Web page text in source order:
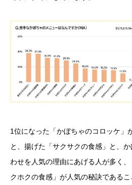
1位になった「かぼちゃのコロッケ」
と、揚げた「サクサクの食感」と、
わせを人気の理由にあげる人が多く
クホクの食感」が人気の秘訣であるこ